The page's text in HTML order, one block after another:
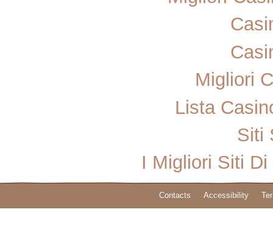
Migliori
Lista
Siti
I Migliori Siti
Contacts Accessibility